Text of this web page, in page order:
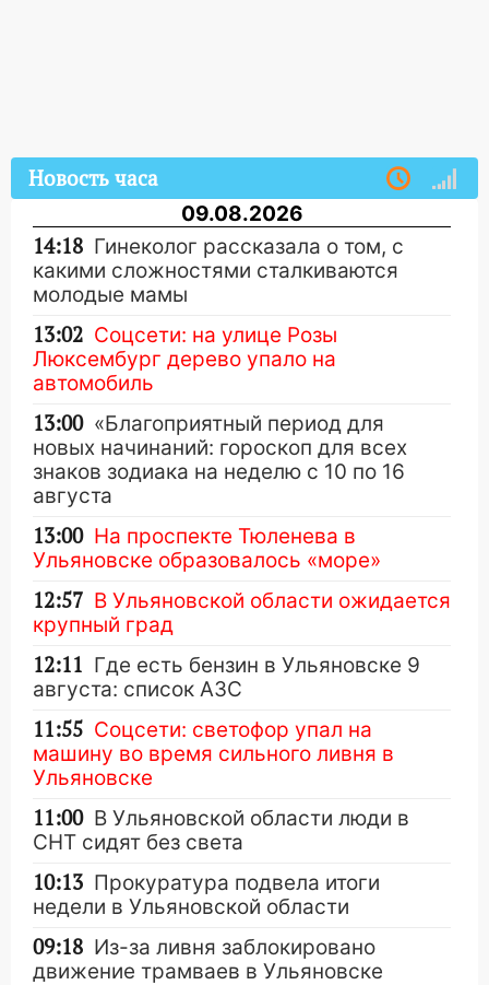
Новость часа
09.08.2026
14:18 Гинеколог рассказала о том, с
какими сложностями сталкиваются
молодые мамы
13:02 Соцсети: на улице Розы
Люксембург дерево упало на
автомобиль
13:00 «Благоприятный период для
новых начинаний: гороскоп для всех
знаков зодиака на неделю с 10 по 16
августа
13:00 На проспекте Тюленева в
Ульяновске образовалось «море»
12:57 В Ульяновской области ожидается
крупный град
12:11 Где есть бензин в Ульяновске 9
августа: список АЗС
11:55 Соцсети: светофор упал на
машину во время сильного ливня в
Ульяновске
11:00 В Ульяновской области люди в
СНТ сидят без света
10:13 Прокуратура подвела итоги
недели в Ульяновской области
09:18 Из-за ливня заблокировано
движение трамваев в Ульяновске